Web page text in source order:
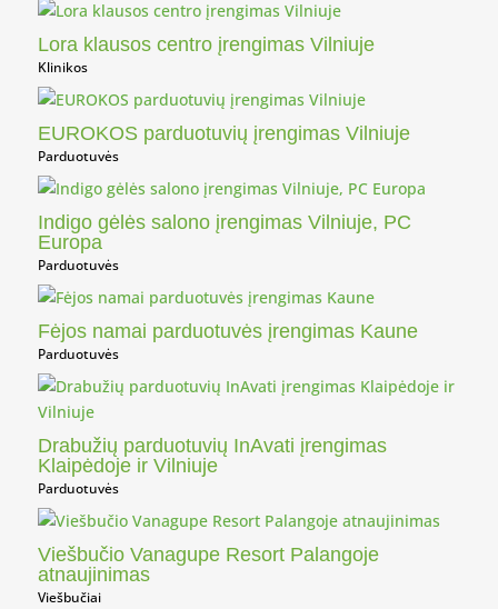
Lora klausos centro įrengimas Vilniuje
Klinikos
EUROKOS parduotuvių įrengimas Vilniuje
Parduotuvės
Indigo gėlės salono įrengimas Vilniuje, PC
Europa
Parduotuvės
Fėjos namai parduotuvės įrengimas Kaune
Parduotuvės
Drabužių parduotuvių InAvati įrengimas
Klaipėdoje ir Vilniuje
Parduotuvės
Viešbučio Vanagupe Resort Palangoje
atnaujinimas
Viešbučiai